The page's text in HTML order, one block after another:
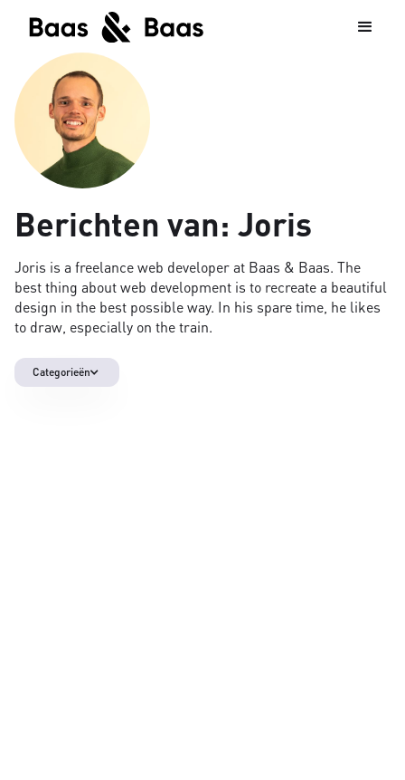
Berichten van: Joris
Joris is a freelance web developer at Baas & Baas. The
best thing about web development is to recreate a beautiful
design in the best possible way. In his spare time, he likes
to draw, especially on the train.
Categorieën